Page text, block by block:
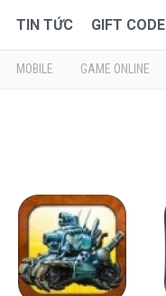
TIN TỨC GIFT CODE
MOBILE GAME ONLINE